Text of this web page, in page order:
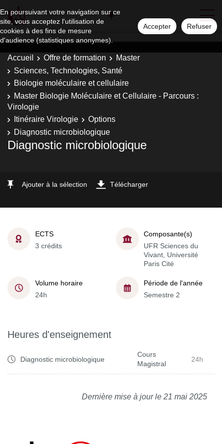
En poursuivant votre navigation sur ce
site, vous acceptez l'utilisation de
cookies à des fins de mesure
d'audience (statistiques anonymes).
Accepter Refuser
Accueil Offre de formation
Master
Sciences, Technologies, Santé
Biologie moléculaire et cellulaire
Master Biologie Moléculaire et Cellulaire - Parcours :
Virologie
Itinéraire Virologie
Options
Diagnostic microbiologique
Diagnostic microbiologique
Ajouter à la sélection Télécharger
ECTS
3 crédits
Composante(s)
UFR Sciences du
Vivant, Université
Paris Cité
Volume horaire
24h
Période de l'année
Semestre 2
Heures d'enseignement
Diagnostic microbiologique
Cours
Magistral
24h
Dernière mise à jour le 21 mai 2025